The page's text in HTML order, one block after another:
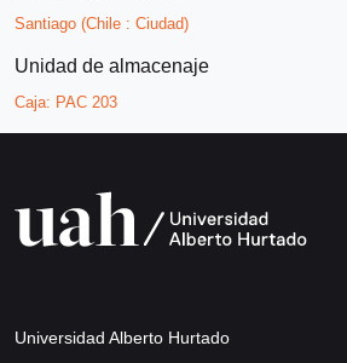
Santiago (Chile : Ciudad)
Unidad de almacenaje
Caja: PAC 203
Universidad Alberto Hurtado